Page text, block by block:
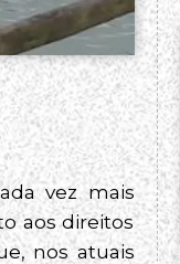
vez mais
aos direitos
nos atuais